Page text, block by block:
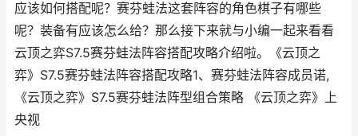
应该如何搭配呢？赛芬蛙法这套阵容的角色棋子有哪些
呢？装备有应该怎么给？那么接下来就与小编一起来看看
云顶之弈S7.5赛芬蛙法阵容搭配攻略介绍啦。《云顶之
弈》S7.5赛芬蛙法阵容搭配攻略1、赛芬蛙法阵容成员诺,
《云顶之弈》S7.5赛芬蛙法阵型组合策略 《云顶之弈》上
央视